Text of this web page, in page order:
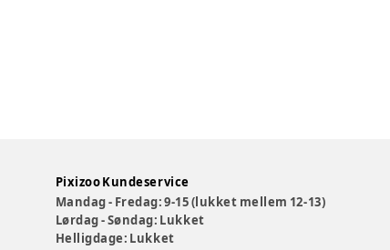
Pixizoo Kundeservice
Mandag - Fredag: 9-15 (lukket mellem 12-13)
Lørdag - Søndag: Lukket
Helligdage: Lukket